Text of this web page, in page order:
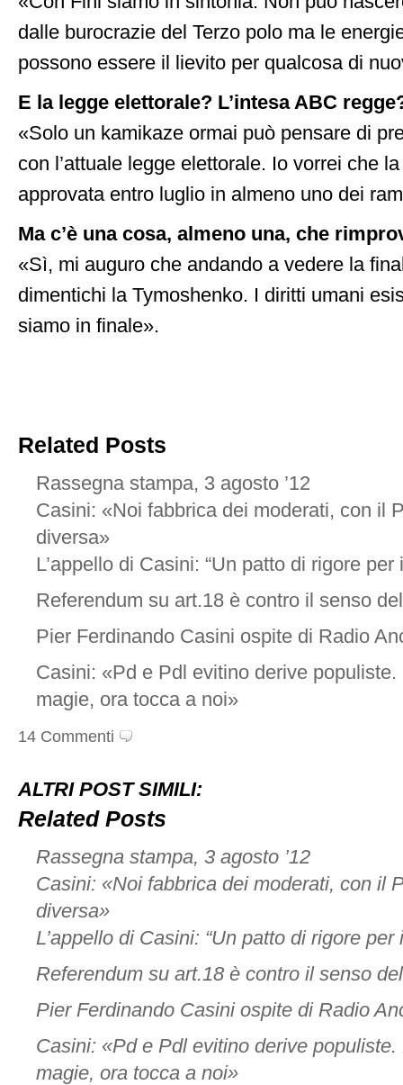
dalle burocrazie del Terzo polo ma le
possono essere il lievito per qualcosa di
E la legge elettorale? L’intesa ABC
«Solo un kamikaze ormai può pensare di
con l’attuale legge elettorale. Io vorrei che
approvata entro luglio in almeno uno dei
Ma c’è una cosa, almeno una, che
«Sì, mi auguro che andando a vedere la
dimentichi la Tymoshenko. I diritti umani
siamo in finale».
Related Posts
Rassegna stampa, 3 agosto ’12
Casini: «Noi fabbrica dei moderati, con il
diversa»
L’appello di Casini: “Un patto di rigore per
Referendum su art.18 è contro il senso
Pier Ferdinando Casini ospite di Radio
Casini: «Pd e Pdl evitino derive populiste.
magie, ora tocca a noi»
14 Commenti
ALTRI POST SIMILI:
Related Posts
Rassegna stampa, 3 agosto ’12
Casini: «Noi fabbrica dei moderati, con il
diversa»
L’appello di Casini: “Un patto di rigore per
Referendum su art.18 è contro il senso
Pier Ferdinando Casini ospite di Radio
Casini: «Pd e Pdl evitino derive populiste.
magie, ora tocca a noi»